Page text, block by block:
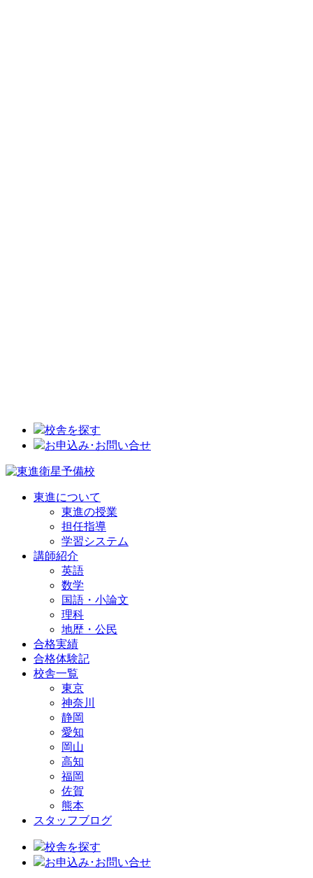
校舎を探す
お申込み･お問い合せ
東進について
東進の授業
担任指導
学習システム
講師紹介
英語
数学
国語・小論文
理科
地歴・公民
合格実績
合格体験記
校舎一覧
東京
神奈川
静岡
愛知
岡山
高知
福岡
佐賀
熊本
スタッフブログ
校舎を探す
お申込み･お問い合せ